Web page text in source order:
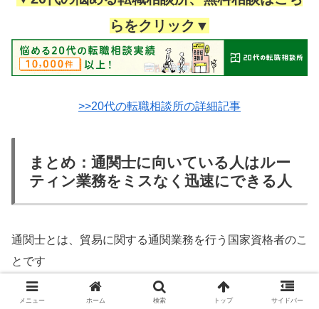
らをクリック▼
>>20代の転職相談所の詳細記事
まとめ：通関士に向いている人はルー
ティン業務をミスなく迅速にできる人
通関士とは、貿易に関する通関業務を行う国家資格者のこ
とです
通関士の仕事は、輸出入の申告や税関との折衝、貿易関係
メニュー ホーム 検索 トップ サイドバー